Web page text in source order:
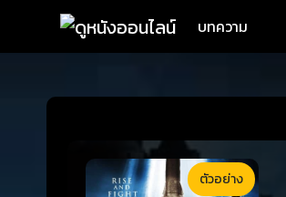
บทความ
ตัวอย่าง